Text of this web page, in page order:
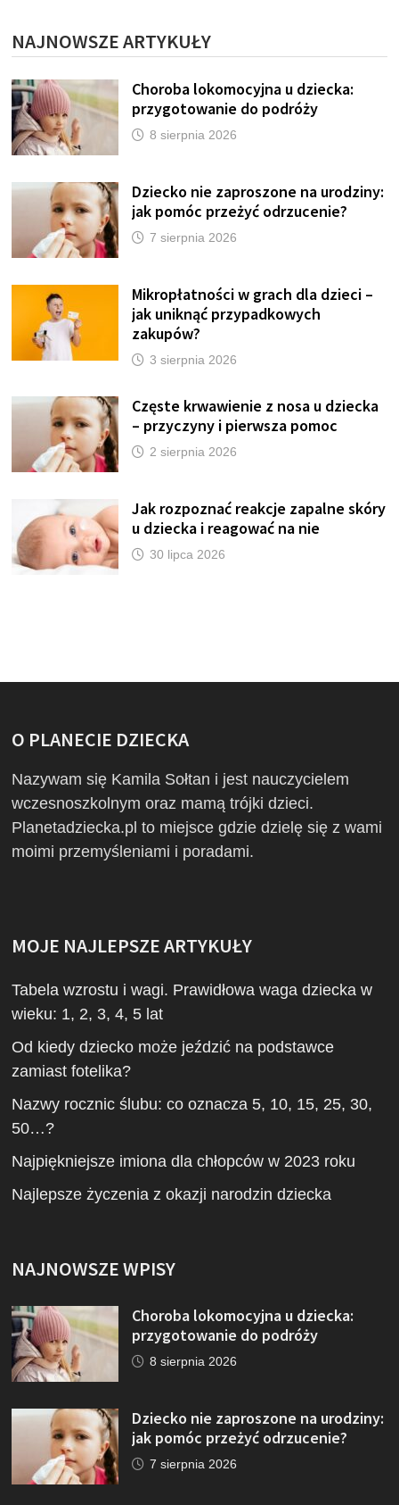
NAJNOWSZE ARTYKUŁY
Choroba lokomocyjna u dziecka:
przygotowanie do podróży
8 sierpnia 2026
Dziecko nie zaproszone na urodziny:
jak pomóc przeżyć odrzucenie?
7 sierpnia 2026
Mikropłatności w grach dla dzieci –
jak uniknąć przypadkowych
zakupów?
3 sierpnia 2026
Częste krwawienie z nosa u dziecka
– przyczyny i pierwsza pomoc
2 sierpnia 2026
Jak rozpoznać reakcje zapalne skóry
u dziecka i reagować na nie
30 lipca 2026
O PLANECIE DZIECKA
Nazywam się Kamila Sołtan i jest nauczycielem
wczesnoszkolnym oraz mamą trójki dzieci.
Planetadziecka.pl to miejsce gdzie dzielę się z wami
moimi przemyśleniami i poradami.
MOJE NAJLEPSZE ARTYKUŁY
Tabela wzrostu i wagi. Prawidłowa waga dziecka w
wieku: 1, 2, 3, 4, 5 lat
Od kiedy dziecko może jeździć na podstawce
zamiast fotelika?
Nazwy rocznic ślubu: co oznacza 5, 10, 15, 25, 30,
50…?
Najpiękniejsze imiona dla chłopców w 2023 roku
Najlepsze życzenia z okazji narodzin dziecka
NAJNOWSZE WPISY
Choroba lokomocyjna u dziecka:
przygotowanie do podróży
8 sierpnia 2026
Dziecko nie zaproszone na urodziny:
jak pomóc przeżyć odrzucenie?
7 sierpnia 2026